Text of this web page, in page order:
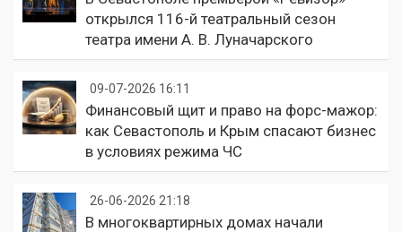
открылся 116-й театральный сезон
театра имени А. В. Луначарского
09-07-2026 16:11
Финансовый щит и право на форс-мажор:
как Севастополь и Крым спасают бизнес
в условиях режима ЧС
26-06-2026 21:18
В многоквартирных домах начали